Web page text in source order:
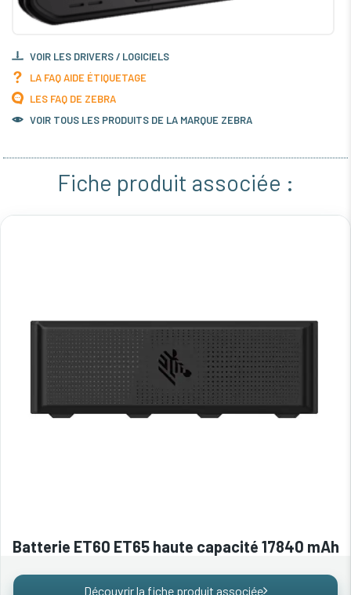
VOIR LES DRIVERS / LOGICIELS
LA FAQ AIDE ÉTIQUETAGE
LES FAQ DE ZEBRA
VOIR TOUS LES PRODUITS DE LA MARQUE ZEBRA
Fiche produit associée :
Batterie ET60 ET65 haute capacité 17840 mAh
Découvrir la fiche produit associée